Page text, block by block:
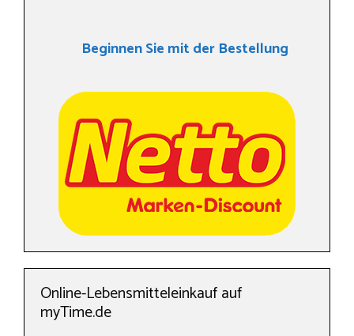
Beginnen Sie mit der Bestellung
Online-Lebensmitteleinkauf auf
myTime.de